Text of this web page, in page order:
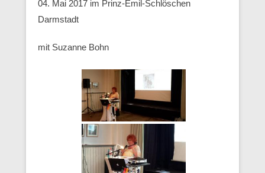
04. Mai 2017 im Prinz-Emil-Schlöschen
Darmstadt
mit Suzanne Bohn